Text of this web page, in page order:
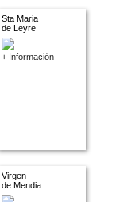
Sta Maria
de Leyre
+ Información
Virgen
de Mendia